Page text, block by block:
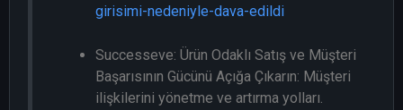
girisimi-nedeniyle-dava-edildi
Successeve: Ürün Odaklı Satış ve Müşteri
Başarısının Gücünü Açığa Çıkarın: Müşteri
ilişkilerini yönetme ve artırma yolları.